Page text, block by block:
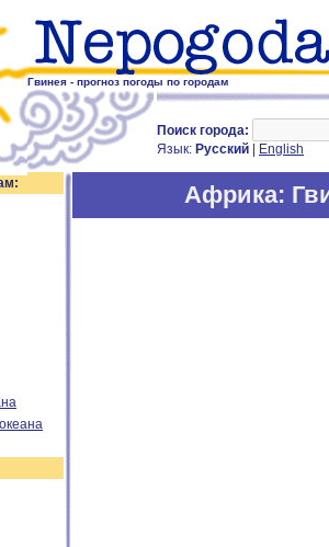
Гвинея - прогноз погоды по городам
Поиск города:
Язык: Русский English
Африка: